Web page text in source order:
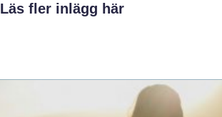
Läs fler inlägg här